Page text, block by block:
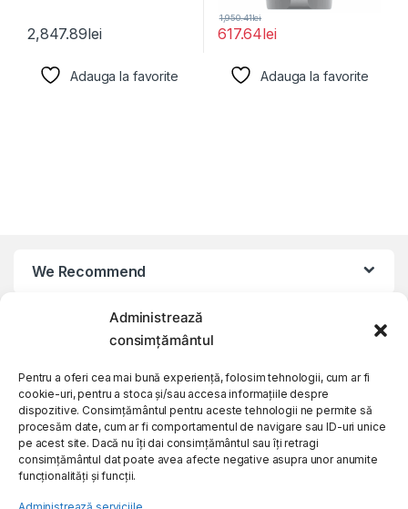
Administrează
consimțământul
Pentru a oferi cea mai bună experiență, folosim tehnologii, cum ar fi
cookie-uri, pentru a stoca și/sau accesa informațiile despre
dispozitive. Consimțământul pentru aceste tehnologii ne permite să
procesăm date, cum ar fi comportamentul de navigare sau ID-uri unice
pe acest site. Dacă nu îți dai consimțământul sau îți retragi
consimțământul dat poate avea afecte negative asupra unor anumite
funcționalități și funcții.
2,847.89lei
Adauga la favorite
617.64lei
1,950.41lei
Adauga la favorite
We Recommend
My Account
Customer Care
About Us